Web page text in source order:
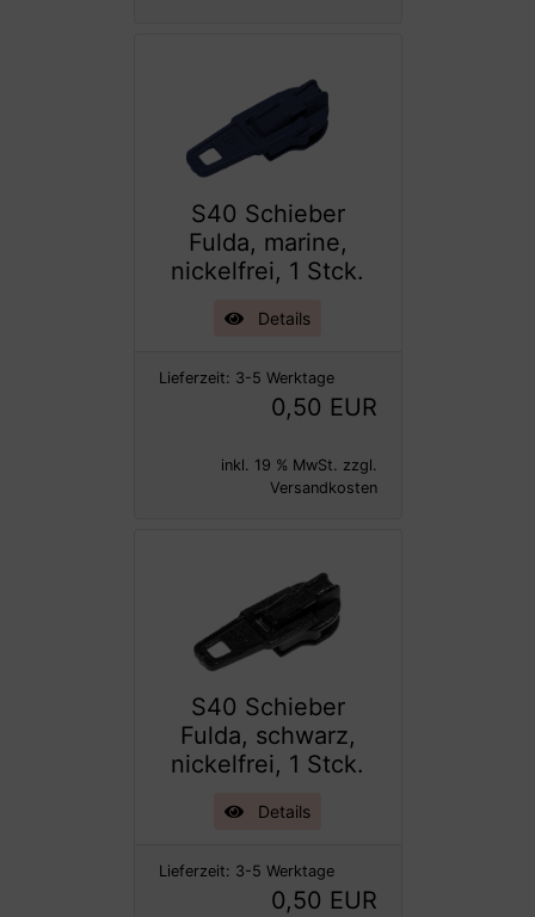
S40 Schieber
Fulda, marine,
nickelfrei, 1 Stck.
Details
Lieferzeit: 3-5 Werktage
0,50 EUR
inkl. 19 % MwSt. zzgl.
Versandkosten
S40 Schieber
Fulda, schwarz,
nickelfrei, 1 Stck.
Details
Lieferzeit: 3-5 Werktage
0,50 EUR